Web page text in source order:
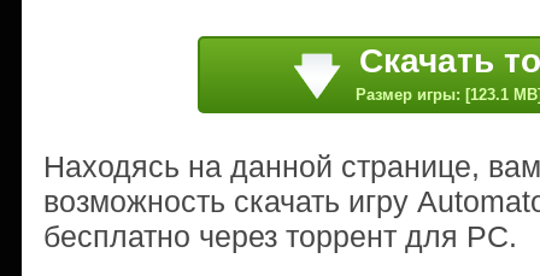
Скачать
Размер игры: [123.1
Находясь на данной странице,
возможность скачать игру
бесплатно через торрент для PC.